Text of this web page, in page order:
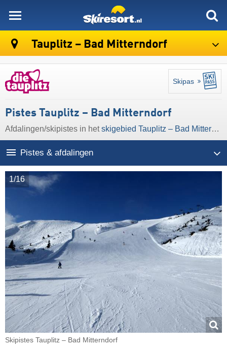
Tauplitz – Bad Mitterndorf
Skipas
Pistes Tauplitz – Bad Mitterndorf
Afdalingen/​skipistes in hetskigebied Tauplitz – Bad Mitterndorf
Pistes & afdalingen
1/16
Skipistes Tauplitz – Bad Mitterndorf